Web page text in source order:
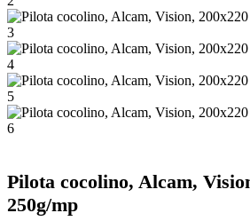
Pilota cocolino, Alcam,
250g/mp